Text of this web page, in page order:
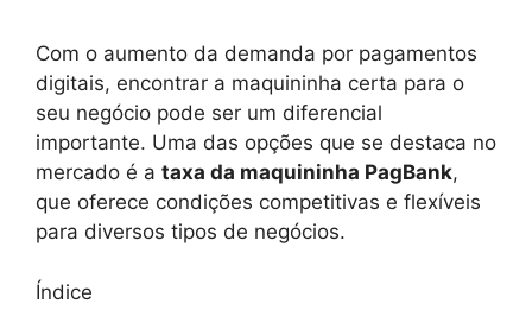
Com o aumento da demanda por pagamentos
digitais, encontrar a maquininha certa para o
seu negócio pode ser um diferencial
importante. Uma das opções que se destaca no
mercado é a taxa da maquininha PagBank,
que oferece condições competitivas e flexíveis
para diversos tipos de negócios.
Índice